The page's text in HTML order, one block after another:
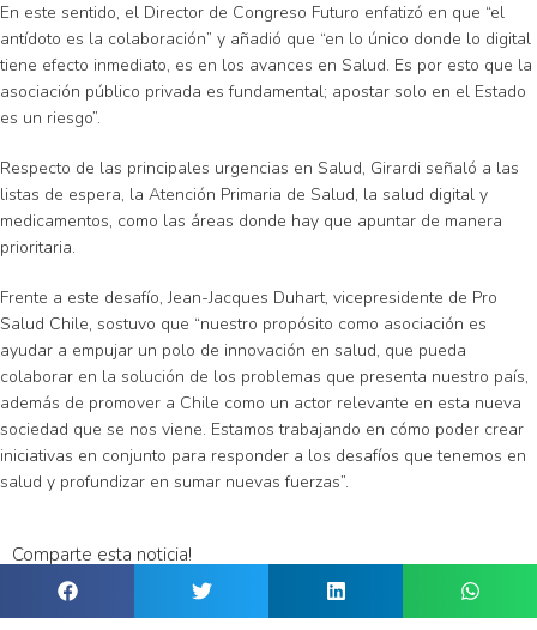
En este sentido, el Director de Congreso Futuro enfatizó en que “el
antídoto es la colaboración” y añadió que “en lo único donde lo digital
tiene efecto inmediato, es en los avances en Salud. Es por esto que la
asociación público privada es fundamental; apostar solo en el Estado
es un riesgo”.
Respecto de las principales urgencias en Salud, Girardi señaló a las
listas de espera, la Atención Primaria de Salud, la salud digital y
medicamentos, como las áreas donde hay que apuntar de manera
prioritaria.
Frente a este desafío, Jean-Jacques Duhart, vicepresidente de Pro
Salud Chile, sostuvo que “nuestro propósito como asociación es
ayudar a empujar un polo de innovación en salud, que pueda
colaborar en la solución de los problemas que presenta nuestro país,
además de promover a Chile como un actor relevante en esta nueva
sociedad que se nos viene. Estamos trabajando en cómo poder crear
iniciativas en conjunto para responder a los desafíos que tenemos en
salud y profundizar en sumar nuevas fuerzas”.
Comparte esta noticia!